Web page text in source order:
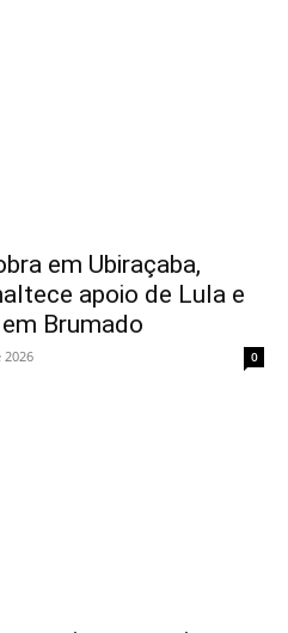
em Ubiraçaba,
apoio de Lula e
Brumado
2026 0